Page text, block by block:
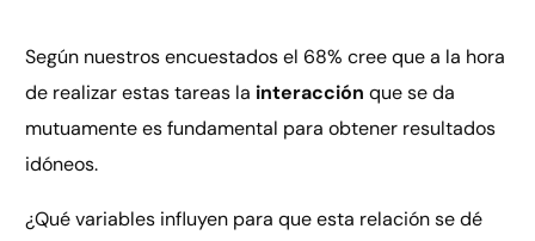
Según nuestros encuestados el 68% cree que a la hora
de realizar estas tareas la interacción que se da
mutuamente es fundamental para obtener resultados
idóneos.
¿Qué variables influyen para que esta relación se dé